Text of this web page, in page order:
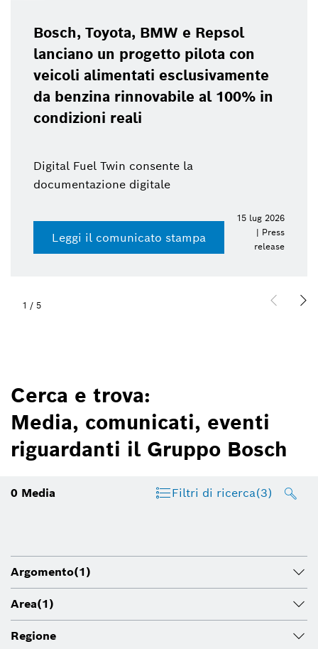
Bosch, Toyota, BMW e Repsol
lanciano un progetto pilota con
veicoli alimentati esclusivamente
da benzina rinnovabile al 100% in
condizioni reali
Digital Fuel Twin consente la
documentazione digitale
Leggi il comunicato stampa
15 lug 2026
| Press
release
1 / 5
Cerca e trova:
Media, comunicati, eventi
riguardanti il Gruppo Bosch
0 Media Filtri di ricerca(3)
Argomento(1)
Area(1)
Regione